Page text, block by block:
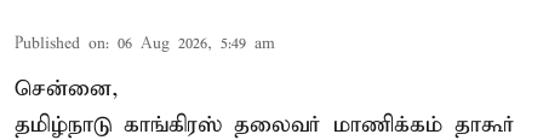
Published on: 06 Aug 2026, 5:49 am
சென்னை,
தமிழ்நாடு காங்கிரஸ் தலைவர் மாணிக்கம் தாகூர்